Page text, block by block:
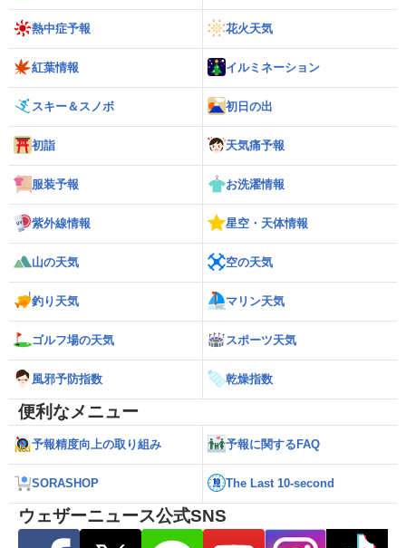
熱中症予報 花火天気
紅葉情報 イルミネーション
スキー＆スノボ 初日の出
初詣 天気痛予報
服装予報 お洗濯情報
紫外線情報 星空・天体情報
山の天気 空の天気
釣り天気 マリン天気
ゴルフ場の天気 スポーツ天気
風邪予防指数 乾燥指数
便利なメニュー
予報精度向上の取り組み 予報に関するFAQ
SORASHOP The Last 10-second
ウェザーニュース公式SNS